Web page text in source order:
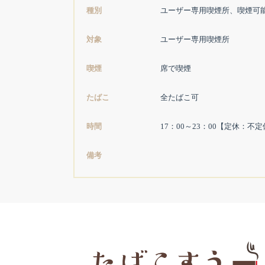
種別 ユーザー専用喫煙所、喫煙可
対象 ユーザー専用喫煙所
喫煙 席で喫煙
たばこ 全たばこ可
時間 17：00～23：00【定休：不定
備考